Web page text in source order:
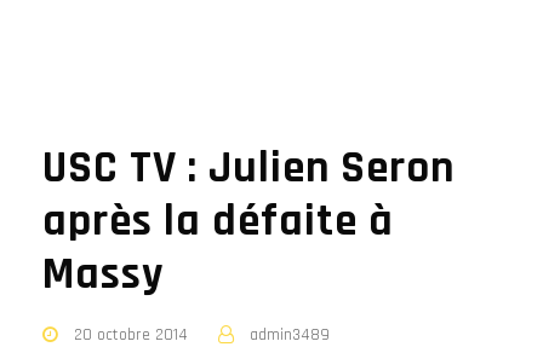
USC TV : Julien Seron
après la défaite à
Massy
20 octobre 2014
admin3489